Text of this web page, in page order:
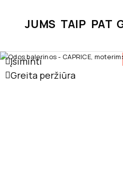
JUMS TAIP PAT
Įsiminti
Greita peržiūra